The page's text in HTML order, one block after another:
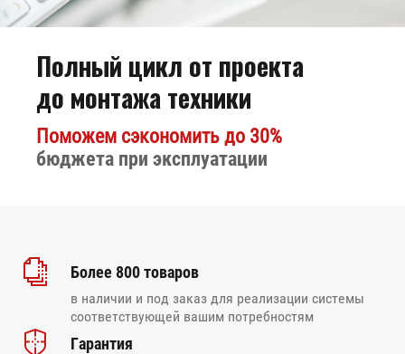
Полный цикл от проекта
до монтажа техники
Поможем сэкономить до 30%
бюджета при эксплуатации
Биокамин
Kratki Lima
Более 800 товаров
в наличии и под заказ для реализации системы
соответствующей вашим потребностям
Гарантия